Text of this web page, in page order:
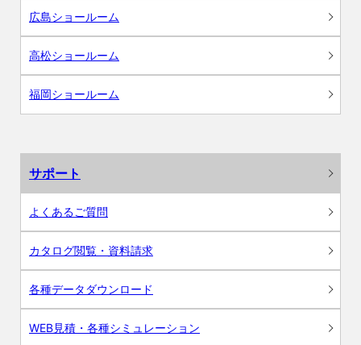
広島ショールーム
高松ショールーム
福岡ショールーム
サポート
よくあるご質問
カタログ閲覧・資料請求
各種データダウンロード
WEB見積・各種シミュレーション